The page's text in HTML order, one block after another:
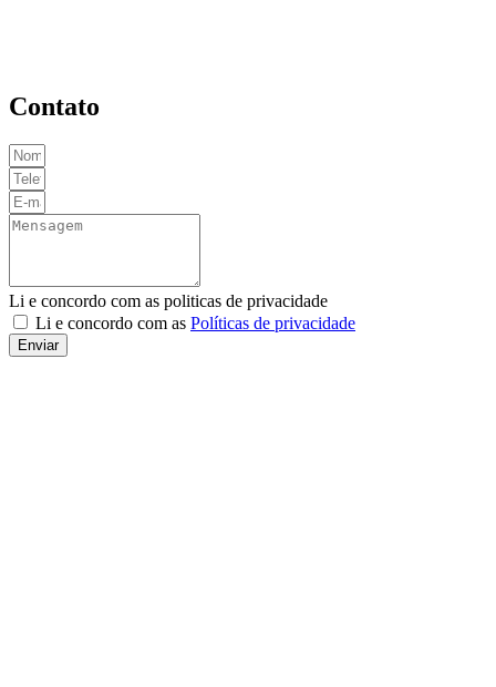
Contato
Li e concordo com as politicas de privacidade
Li e concordo com as Políticas de privacidade
Enviar